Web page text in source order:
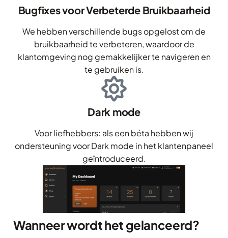
Bugfixes voor Verbeterde Bruikbaarheid
We hebben verschillende bugs opgelost om de
bruikbaarheid te verbeteren, waardoor de
klantomgeving nog gemakkelijker te navigeren en
te gebruiken is.
Dark mode
Voor liefhebbers: als een béta hebben wij
ondersteuning voor Dark mode in het klantenpaneel
geïntroduceerd.
Wanneer wordt het gelanceerd?